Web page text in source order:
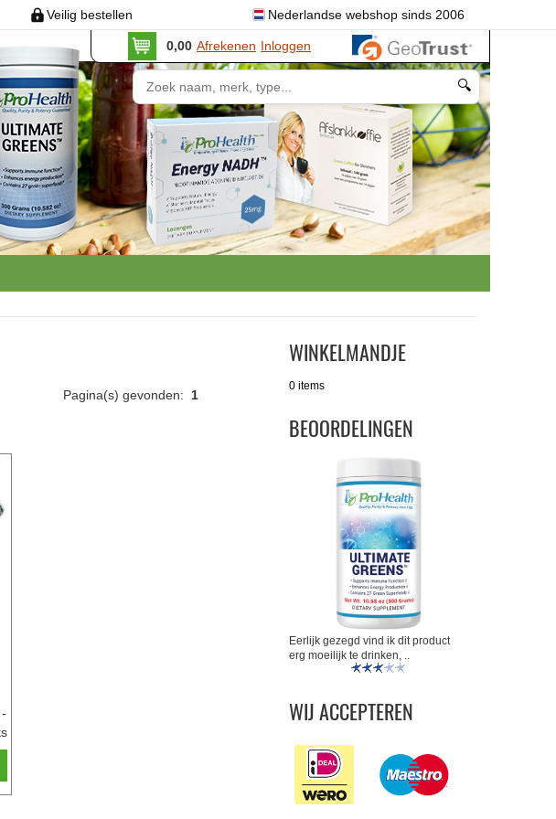
Veilig bestellen Nederlandse webshop sinds 2006
0,00 Afrekenen Inloggen
🔍
Pagina(s) gevonden: 1
WINKELMANDJE
0 items
BEOORDELINGEN
Eerlijk gezegd vind ik dit product
erg moeilijk te drinken, ..
WIJ ACCEPTEREN